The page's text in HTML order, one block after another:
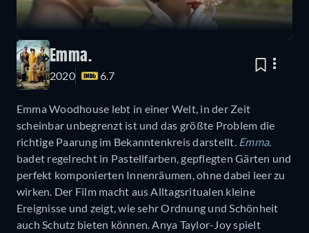
Emma.
2020 6.7
Emma Woodhouse lebt in einer Welt, in der Zeit
scheinbar unbegrenzt ist und das größte Problem die
richtige Paarung im Bekanntenkreis darstellt. Emma.
badet regelrecht in Pastellfarben, gepflegten Gärten und
perfekt komponierten Innenräumen, ohne dabei leer zu
wirken. Der Film macht aus Alltagsritualen kleine
Ereignisse und zeigt, wie sehr Ordnung und Schönheit
auch Schutz bieten können. Anya Taylor-Joy spielt